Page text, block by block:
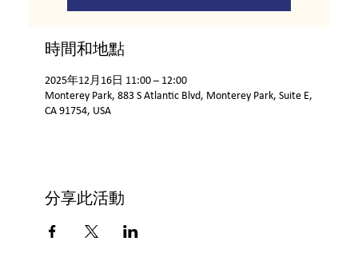
時間和地點
2025年12月16日 11:00 – 12:00
Monterey Park, 883 S Atlantic Blvd, Monterey Park, Suite E,
CA 91754, USA
分享此活動